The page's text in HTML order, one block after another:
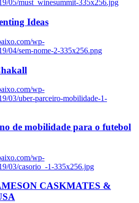
05/must_winesummit-335x256.jpg
Ideas
wp-
04/sem-nome-2-335x256.png
wp-
03/uber-parceiro-mobilidade-1-
de mobilidade para o futebol
wp-
03/casorio_-1-335x256.jpg
CASKMATES &